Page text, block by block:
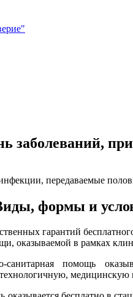
заболеваний,
передаваемые
формы и
гарантий
оказываемой в рамках
санитарная помощь